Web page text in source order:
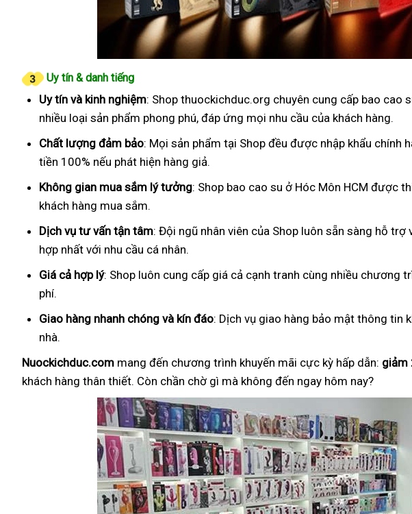
Uy tín & danh tiếng
Uy tín và kinh nghiệm: Shop thuockichduc.org chuyên cung cấp bao cao
nhiều loại sản phẩm phong phú, đáp ứng mọi nhu cầu của khách hàng.
Chất lượng đảm bảo: Mọi sản phẩm tại Shop đều được nhập khẩu chính
tiền 100% nếu phát hiện hàng giả.
Không gian mua sắm lý tưởng: Shop bao cao su ở Hóc Môn HCM được
khách hàng mua sắm.
Dịch vụ tư vấn tận tâm: Đội ngũ nhân viên của Shop luôn sẵn sàng hỗ
hợp nhất với nhu cầu cá nhân.
Giá cả hợp lý: Shop luôn cung cấp giá cả cạnh tranh cùng nhiều chương
phí.
Giao hàng nhanh chóng và kín đáo: Dịch vụ giao hàng bảo mật thông tin
nhà.
Nuockichduc.com mang đến chương trình khuyến mãi cực kỳ hấp dẫn: giảm
khách hàng thân thiết. Còn chần chờ gì mà không đến ngay hôm nay?